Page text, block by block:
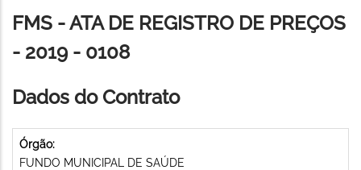
de
navegação
FMS - ATA DE REGISTRO DE PREÇOS
- 2019 - 0108
Dados do Contrato
Órgão:
FUNDO MUNICIPAL DE SAÚDE